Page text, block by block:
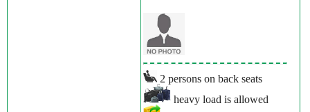
2 persons on back seats
heavy load is allowed